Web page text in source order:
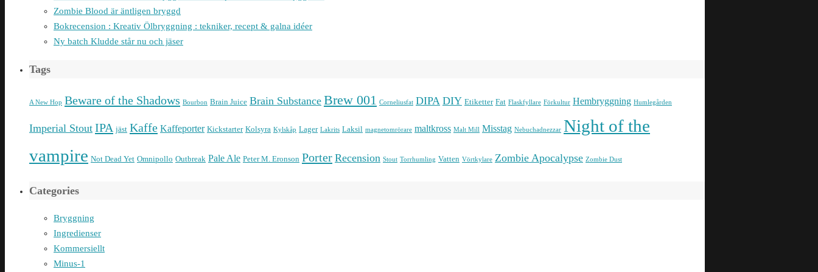
Zombie Blood är äntligen bryggd
Bokrecension : Kreativ Ölbryggning : tekniker, recept & galna idéer
Ny batch Kludde står nu och jäser
Tags
A New Hop Beware of the Shadows Bourbon Brain Juice Brain Substance Brew 001 Corneliusfat DIPA DIY Etiketter Fat Flaskfyllare Förkultur Hembryggning Humlegården
Imperial Stout IPA jäst Kaffe Kaffeporter Kickstarter Kolsyra Kylskåp Lager Lakrits Laksil magnetomrörare maltkross Malt Mill Misstag Nebuchadnezzar Night of the
vampire Not Dead Yet Omnipollo Outbreak Pale Ale Peter M. Eronson Porter Recension Stout Torrhumling Vatten Vörtkylare Zombie Apocalypse Zombie Dust
Categories
Bryggning
Ingredienser
Kommersiellt
Minus-1